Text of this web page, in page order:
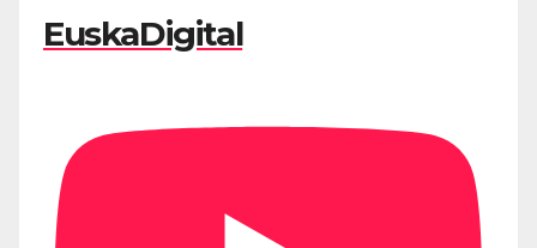
EuskaDigital